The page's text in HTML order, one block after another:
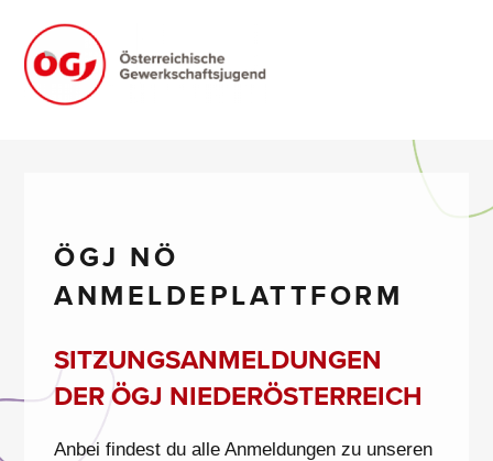
Inhalt
springen
ÖGJ NÖ
ANMELDEPLATTFORM
SITZUNGSANMELDUNGEN
DER ÖGJ NIEDERÖSTERREICH
Anbei findest du alle Anmeldungen zu unseren